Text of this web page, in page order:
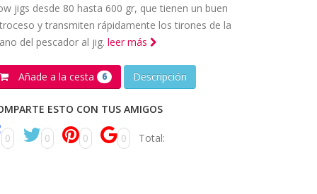
jigs desde 80 hasta 600 gr, que tienen un buen
y transmiten rápidamente los tirones de la
del pescador al jig. leer más
Añade a la cesta 6 Descripción
ESTO CON TUS AMIGOS
0 0 0 0 Total: